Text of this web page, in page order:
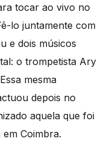
tocar ao vivo no
lo juntamente com
e dois músicos
o trompetista Ary
mesma
depois no
aquela que foi
Coimbra.